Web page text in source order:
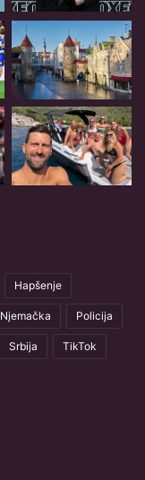
Hapšenje
Njemačka Policija
Srbija TikTok